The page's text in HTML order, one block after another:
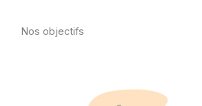
Nos objectifs